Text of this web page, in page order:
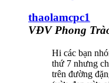
thaolamcpc1
VĐV Phong
Hi các bạn
thứ 7 nhưng
trên đường